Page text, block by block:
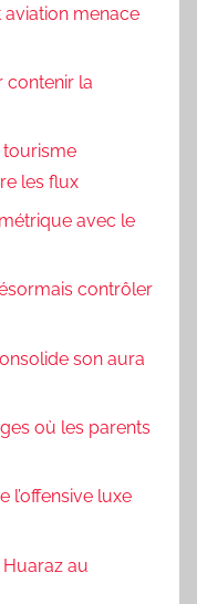
menace
contenir la
tourisme
les flux
avec le
contrôler
son aura
où les parents
l’offensive luxe
au